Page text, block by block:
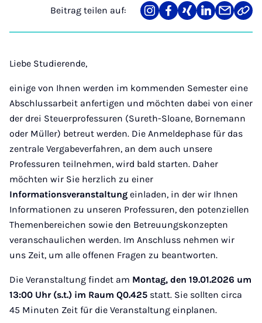
Beitrag teilen auf:
Teilen
auf
Teilen
auf
Teilen
auf
Teilen
auf
Teilen
über
Link
Liebe Studierende,
einige von Ihnen werden im kommenden Semester eine
Abschlussarbeit anfertigen und möchten dabei von einer
der drei Steuerprofessuren (Sureth-Sloane, Bornemann
oder Müller) betreut werden. Die Anmeldephase für das
zentrale Vergabeverfahren, an dem auch unsere
Professuren teilnehmen, wird bald starten. Daher
möchten wir Sie herzlich zu einer
Informationsveranstaltung einladen, in der wir Ihnen
Informationen zu unseren Professuren, den potenziellen
Themenbereichen sowie den Betreuungskonzepten
veranschaulichen werden. Im Anschluss nehmen wir
uns Zeit, um alle offenen Fragen zu beantworten.
Die Veranstaltung findet am Montag, den 19.01.2026 um
13:00 Uhr (s.t.) im Raum Q0.425 statt. Sie sollten circa
45 Minuten Zeit für die Veranstaltung einplanen.